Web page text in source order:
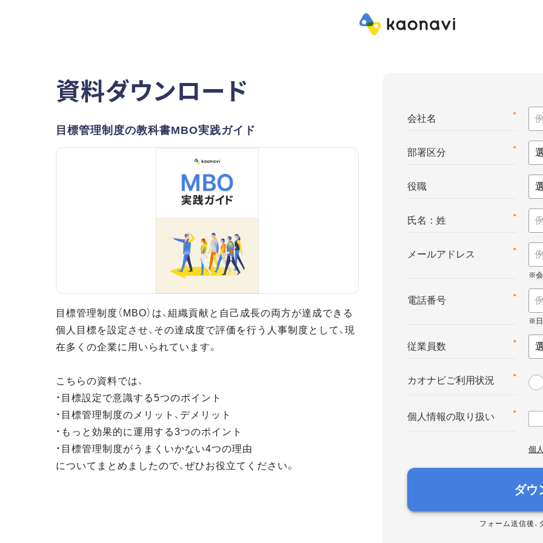
資料ダウンロード
目標管理制度の教科書MBO実践ガイド
目標管理制度（MBO）は、組織貢献と自己成長の両方が達成できる
個人目標を設定させ、その達成度で評価を行う人事制度として、現
在多くの企業に用いられています。
こちらの資料では、
・目標設定で意識する5つのポイント
・目標管理制度のメリット、デメリット
・もっと効果的に運用する3つのポイント
・目標管理制度がうまくいかない4つの理由
についてまとめましたので、ぜひお役立てください。
*
会社名
*
部署区分
役職
*
氏名：姓
*
メールアドレス
*
電話番号
*
従業員数
*
カオナビご利用状況
*
個人情報の取り扱い
個
ダウ
フォーム送信後